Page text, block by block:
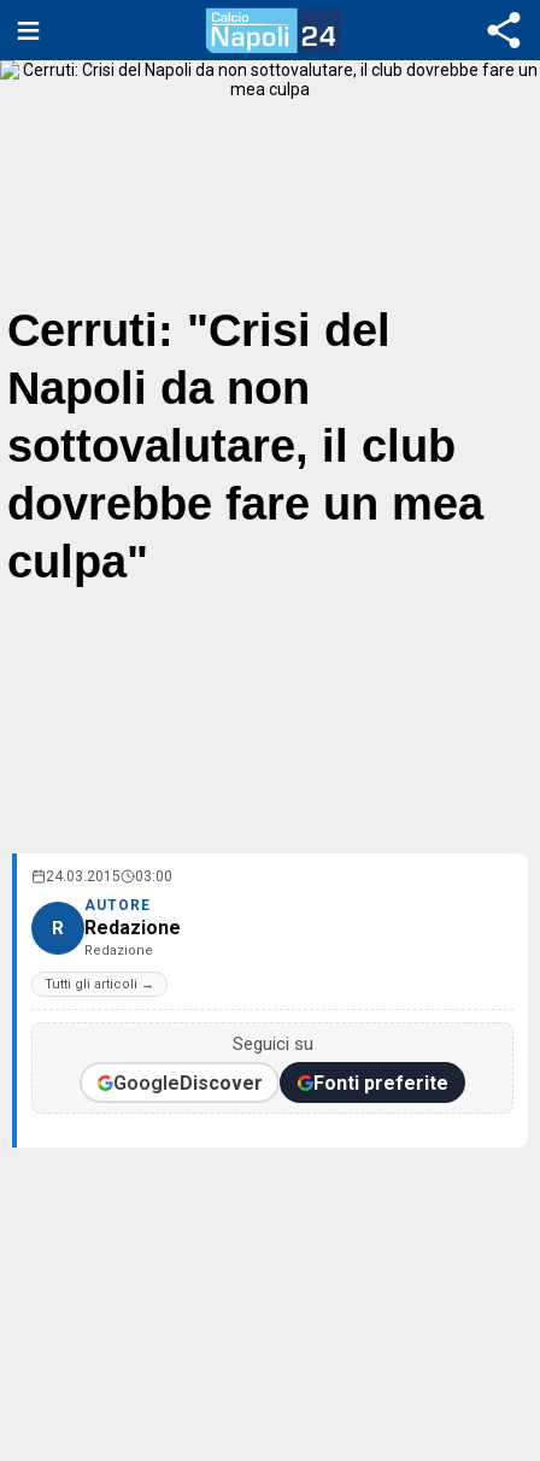
Cerruti: "Crisi del
Napoli da non
sottovalutare, il club
dovrebbe fare un mea
culpa"
24.03.2015 03:00
R
AUTORE
Redazione
Redazione
Tutti gli articoli →
Seguici su
GoogleDiscover Fonti preferite